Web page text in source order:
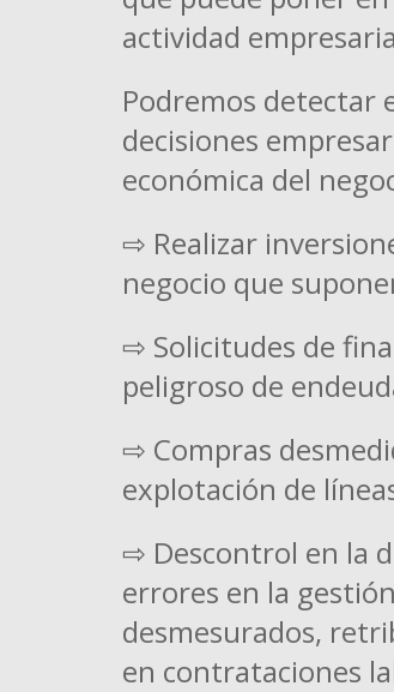
actividad
Podremos detectar
decisiones
económica del
⇨ Realizar
negocio que
⇨ Solicitudes de
peligroso de
⇨ Compras
explotación de
⇨ Descontrol en la
errores en la
desmesurados,
en contrataciones